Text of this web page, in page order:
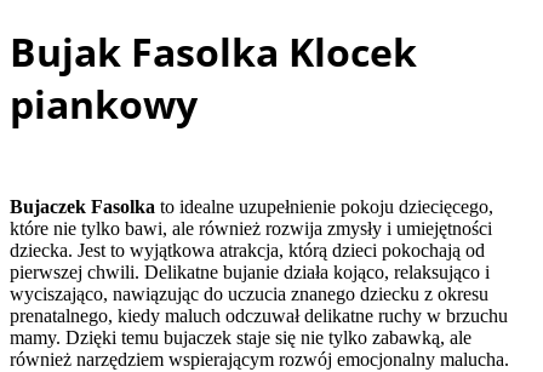
Bujak Fasolka Klocek
piankowy
Bujaczek Fasolka to idealne uzupełnienie pokoju dziecięcego,
które nie tylko bawi, ale również rozwija zmysły i umiejętności
dziecka. Jest to wyjątkowa atrakcja, którą dzieci pokochają od
pierwszej chwili. Delikatne bujanie działa kojąco, relaksująco i
wyciszająco, nawiązując do uczucia znanego dziecku z okresu
prenatalnego, kiedy maluch odczuwał delikatne ruchy w brzuchu
mamy. Dzięki temu bujaczek staje się nie tylko zabawką, ale
również narzędziem wspierającym rozwój emocjonalny malucha.